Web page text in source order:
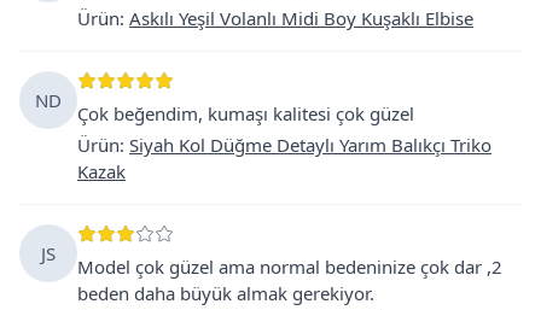
Ürün: Askılı Yeşil Volanlı Midi Boy Kuşaklı Elbise
ND
Çok beğendim, kumaşı kalitesi çok güzel
Ürün: Siyah Kol Düğme Detaylı Yarım Balıkçı Triko
Kazak
JS
Model çok güzel ama normal bedeninize çok dar ,2
beden daha büyük almak gerekiyor.